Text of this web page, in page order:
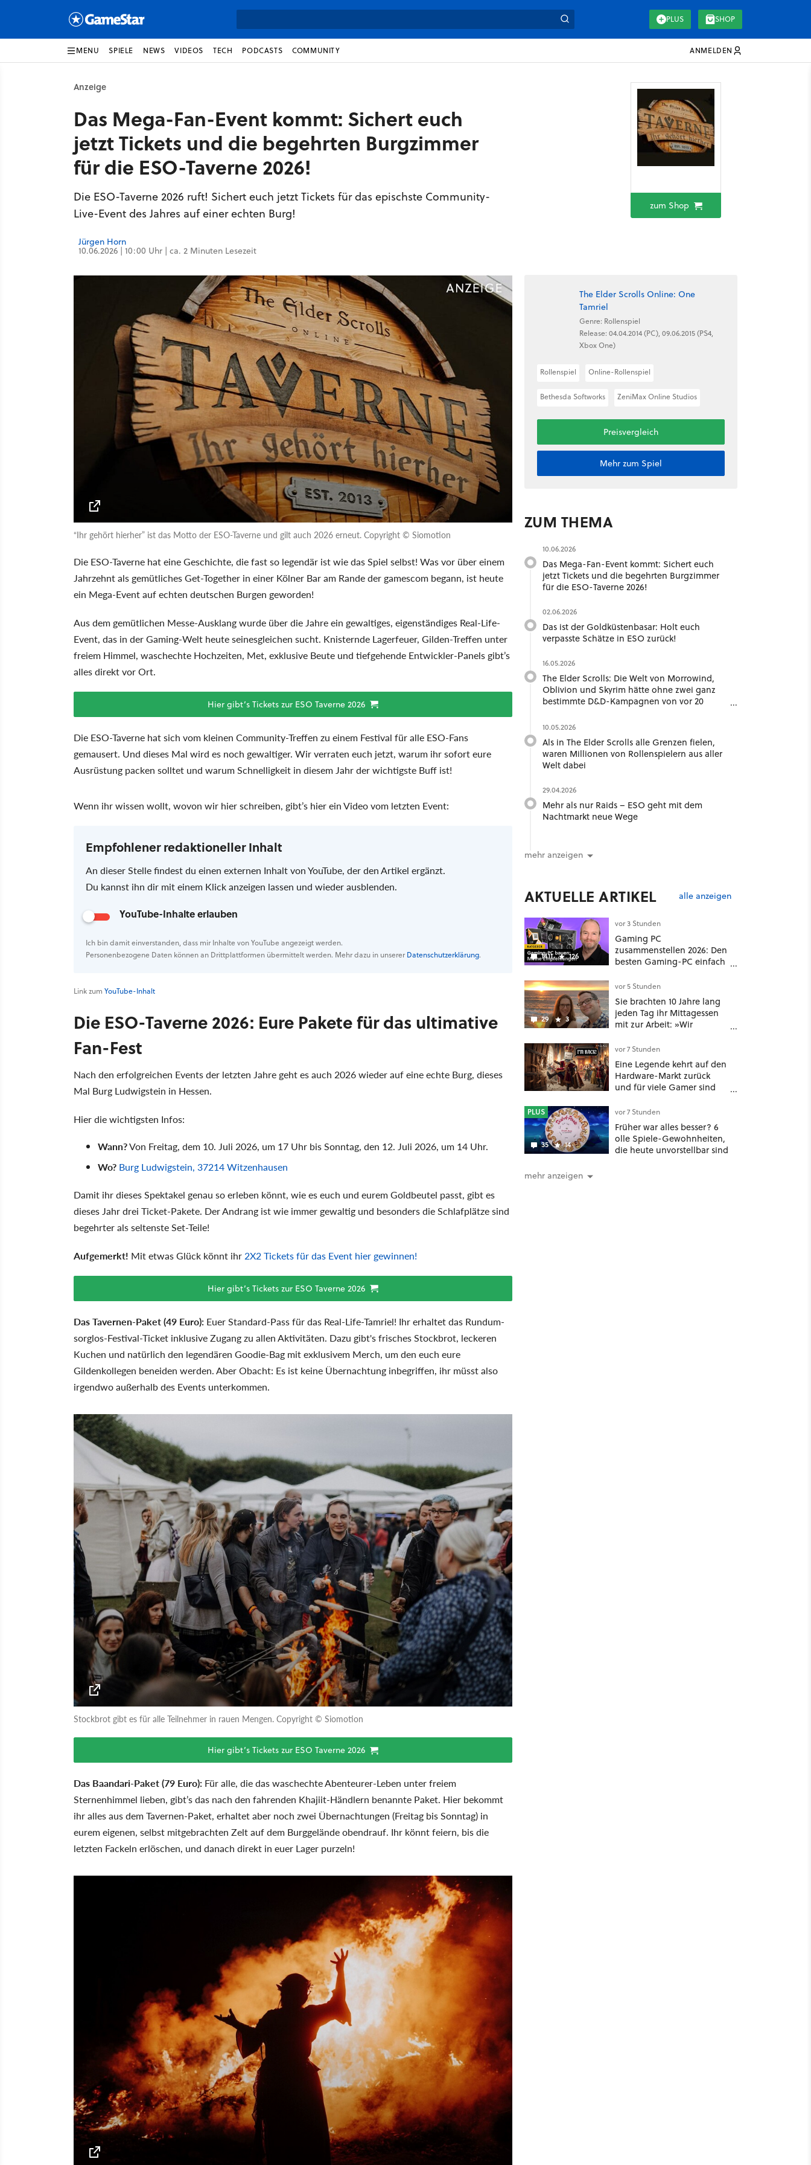
PLUS SHOP
MENU SPIELE NEWS VIDEOS TECH PODCASTS COMMUNITY ANMELDEN
Anzeige
Das Mega-Fan-Event kommt: Sichert euch
jetzt Tickets und die begehrten Burgzimmer
für die ESO-Taverne 2026!
Die ESO-Taverne 2026 ruft! Sichert euch jetzt Tickets für das epischste Community-
Live-Event des Jahres auf einer echten Burg!
zum Shop
Jürgen Horn
10.06.2026 | 10:00 Uhr | ca. 2 Minuten Lesezeit
“Ihr gehört hierher” ist das Motto der ESO-Taverne und gilt auch 2026 erneut. Copyright © Siomotion
Die ESO-Taverne hat eine Geschichte, die fast so legendär ist wie das Spiel selbst! Was vor über einem
Jahrzehnt als gemütliches Get-Together in einer Kölner Bar am Rande der gamescom begann, ist heute
ein Mega-Event auf echten deutschen Burgen geworden!
Aus dem gemütlichen Messe-Ausklang wurde über die Jahre ein gewaltiges, eigenständiges Real-Life-
Event, das in der Gaming-Welt heute seinesgleichen sucht. Knisternde Lagerfeuer, Gilden-Treffen unter
freiem Himmel, waschechte Hochzeiten, Met, exklusive Beute und tiefgehende Entwickler-Panels gibt’s
alles direkt vor Ort.
Hier gibt’s Tickets zur ESO Taverne 2026
Die ESO-Taverne hat sich vom kleinen Community-Treffen zu einem Festival für alle ESO-Fans
gemausert. Und dieses Mal wird es noch gewaltiger. Wir verraten euch jetzt, warum ihr sofort eure
Ausrüstung packen solltet und warum Schnelligkeit in diesem Jahr der wichtigste Buff ist!
Wenn ihr wissen wollt, wovon wir hier schreiben, gibt’s hier ein Video vom letzten Event:
Empfohlener redaktioneller Inhalt
An dieser Stelle findest du einen externen Inhalt von YouTube, der den Artikel ergänzt.
Du kannst ihn dir mit einem Klick anzeigen lassen und wieder ausblenden.
YouTube-Inhalte erlauben
Ich bin damit einverstanden, dass mir Inhalte von YouTube angezeigt werden.
Personenbezogene Daten können an Drittplattformen übermittelt werden. Mehr dazu in unsererDatenschutzerklärung.
Link zum YouTube-Inhalt
Die ESO-Taverne 2026: Eure Pakete für das ultimative
Fan-Fest
Nach den erfolgreichen Events der letzten Jahre geht es auch 2026 wieder auf eine echte Burg, dieses
Mal Burg Ludwigstein in Hessen.
Hier die wichtigsten Infos:
Wann?Von Freitag, dem 10. Juli 2026, um 17 Uhr bis Sonntag, den 12. Juli 2026, um 14 Uhr.
Wo? Burg Ludwigstein, 37214 Witzenhausen
Damit ihr dieses Spektakel genau so erleben könnt, wie es euch und eurem Goldbeutel passt, gibt es
dieses Jahr drei Ticket-Pakete. Der Andrang ist wie immer gewaltig und besonders die Schlafplätze sind
begehrter als seltenste Set-Teile!
Aufgemerkt! Mit etwas Glück könnt ihr2X2 Tickets für das Event hier gewinnen!
Hier gibt’s Tickets zur ESO Taverne 2026
Das Tavernen-Paket (49 Euro): Euer Standard-Pass für das Real-Life-Tamriel! Ihr erhaltet das Rundum-
sorglos-Festival-Ticket inklusive Zugang zu allen Aktivitäten. Dazu gibt's frisches Stockbrot, leckeren
Kuchen und natürlich den legendären Goodie-Bag mit exklusivem Merch, um den euch eure
Gildenkollegen beneiden werden. Aber Obacht: Es ist keine Übernachtung inbegriffen, ihr müsst also
irgendwo außerhalb des Events unterkommen.
Stockbrot gibt es für alle Teilnehmer in rauen Mengen. Copyright © Siomotion
Hier gibt’s Tickets zur ESO Taverne 2026
Das Baandari-Paket (79 Euro): Für alle, die das waschechte Abenteurer-Leben unter freiem
Sternenhimmel lieben, gibt’s das nach den fahrenden Khajiit-Händlern benannte Paket. Hier bekommt
ihr alles aus dem Tavernen-Paket, erhaltet aber noch zwei Übernachtungen (Freitag bis Sonntag) in
eurem eigenen, selbst mitgebrachten Zelt auf dem Burggelände obendrauf. Ihr könnt feiern, bis die
letzten Fackeln erlöschen, und danach direkt in euer Lager purzeln!
The Elder Scrolls Online: One
Tamriel
Genre: Rollenspiel
Release: 04.04.2014 (PC), 09.06.2015 (PS4,
Xbox One)
Rollenspiel Online-Rollenspiel
Bethesda Softworks ZeniMax Online Studios
Preisvergleich
Mehr zum Spiel
ZUM THEMA
10.06.2026
Das Mega-Fan-Event kommt: Sichert euch
jetzt Tickets und die begehrten Burgzimmer
für die ESO-Taverne 2026!
02.06.2026
Das ist der Goldküstenbasar: Holt euch
verpasste Schätze in ESO zurück!
16.05.2026
The Elder Scrolls: Die Welt von Morrowind,
Oblivion und Skyrim hätte ohne zwei ganz
bestimmte D&D-Kampagnen von vor 20
10.05.2026
Als in The Elder Scrolls alle Grenzen fielen,
waren Millionen von Rollenspielern aus aller
Welt dabei
29.04.2026
Mehr als nur Raids – ESO geht mit dem
Nachtmarkt neue Wege
mehr anzeigen
AKTUELLE ARTIKEL alle anzeigen
1411 126
vor 3 Stunden
Gaming PC
zusammenstellen 2026: Den
besten Gaming-PC einfach
29 3
vor 5 Stunden
Sie brachten 10 Jahre lang
jeden Tag ihr Mittagessen
mit zur Arbeit: »Wir
Rente gehen« – auch dank
Gamification [Best of
GameStar]
vor 7 Stunden
Eine Legende kehrt auf den
Hardware-Markt zurück
und für viele Gamer sind
35 14
PLUS vor 7 Stunden
Früher war alles besser? 6
olle Spiele-Gewohnheiten,
die heute unvorstellbar sind
mehr anzeigen